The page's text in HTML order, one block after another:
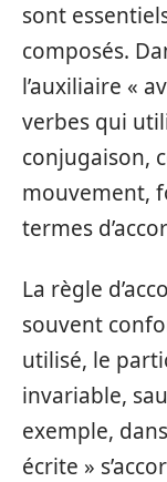
sont
composés.
l’auxiliaire «
verbes qui
conjugaison,
mouvement,
termes
La règle
souvent
utilisé, le
invariable,
exemple,
écrite »